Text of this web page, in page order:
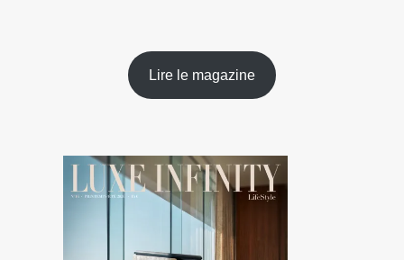
Lire le magazine